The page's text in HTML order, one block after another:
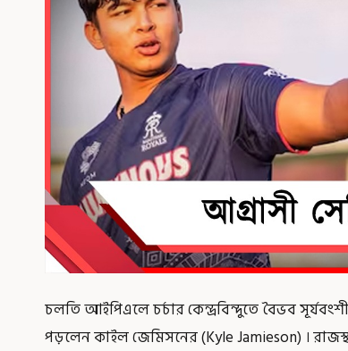
চলতি আইপিএলে চর্চার কেন্দ্রবিন্দুতে বৈভব
পড়লেন কাইল জেমিসনের (Kyle Jamieson) ।